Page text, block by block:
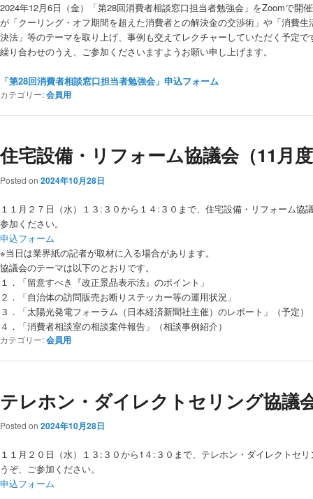
2024年12月6日（金）「第28回消費者相談窓口担当者勉強会」をZoomで開
が「クーリング・オフ期間を超えた消費者との解決金の交渉術」や「消費
決法」等のテーマを取り上げ、事例も交えてレクチャーしていただく予定
繰り合わせのうえ、ご参加くださいますようお願い申し上げます。
「第28回消費者相談窓口担当者勉強会」申込フォーム
カテゴリー:会員用
住宅設備・リフォーム協議会（11月
Posted on 2024年10月28日
１１月２７日（水）１３:３０から１４:３０まで、住宅設備・リフォーム協
参加ください。
申込フォーム
※当日は業界紙の記者が取材に入る場合があります。
協議会のテーマは以下のとおりです。
１．「留意すべき『改正景品表示法』のポイント」
２．「自治体の訪問販売お断りステッカー等の運用状況」
３．「太陽光発電フォーラム（日本経済新聞社主催）のレポート」（予定）
４．「消費者相談室の相談案件報告」（相談事例紹介）
カテゴリー:会員用
テレホン・ダイレクトセリング協議
Posted on 2024年10月28日
１１月２０日（水）１３:３０から1４:３０まで、テレホン・ダイレクトセ
うぞ、ご参加ください。
申込フォーム